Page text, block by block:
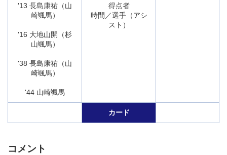
'13 長島康祐（山
崎颯馬）
'16 大地山開（杉
山颯馬）
'38 長島康祐（山
崎颯馬）
'44 山崎颯馬
得点者
時間／選手（アシ
スト）
カード
コメント